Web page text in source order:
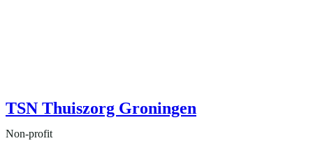
TSN Thuiszorg Groningen
Non-profit